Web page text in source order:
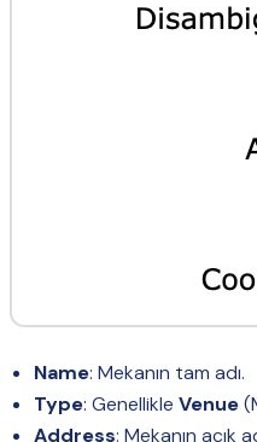
Name: Mekanın tam adı.
Type: Genellikle Venue
Address: Mekanın açık